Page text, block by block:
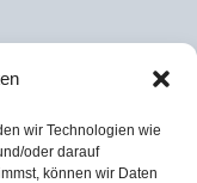
wir Technologien wie
oder darauf
können wir Daten